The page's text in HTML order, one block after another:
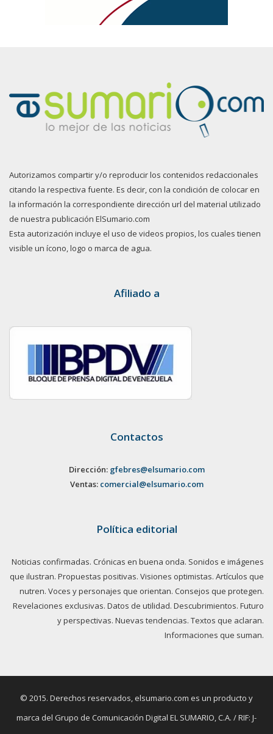
Autorizamos compartir y/o reproducir los contenidos redaccionales
citando la respectiva fuente. Es decir, con la condición de colocar en
la información la correspondiente dirección url del material utilizado
de nuestra publicación ElSumario.com
Esta autorización incluye el uso de videos propios, los cuales tienen
visible un ícono, logo o marca de agua.
Afiliado a
Contactos
Dirección: gfebres@elsumario.com
Ventas: comercial@elsumario.com
Política editorial
Noticias confirmadas. Crónicas en buena onda. Sonidos e imágenes
que ilustran. Propuestas positivas. Visiones optimistas. Artículos que
nutren. Voces y personajes que orientan. Consejos que protegen.
Revelaciones exclusivas. Datos de utilidad. Descubrimientos. Futuro
y perspectivas. Nuevas tendencias. Textos que aclaran.
Informaciones que suman.
© 2015. Derechos reservados, elsumario.com es un producto y
marca del Grupo de Comunicación Digital EL SUMARIO, C.A. / RIF: J-